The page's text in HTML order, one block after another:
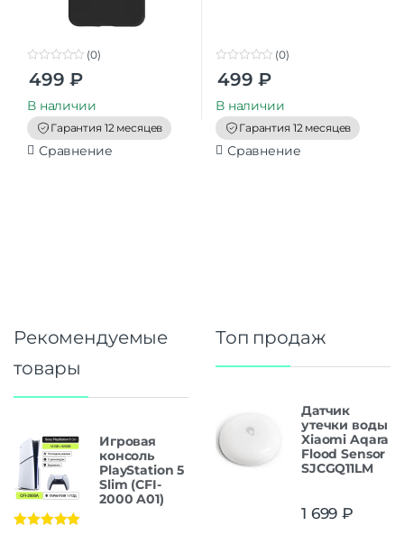
o
t
o
f
5
(0)
499 ₽
В наличии
Гарантия 12 месяцев
Сравнение
o
t
o
f
5
(0)
499 ₽
В наличии
Гарантия 12 месяцев
Сравнение
Рекомендуемые
товары
Игровая
консоль
PlayStation 5
Slim (CFI-
2000 A01)
Топ продаж
Датчик
утечки воды
Xiaomi Aqara
Flood Sensor
SJCGQ11LM
1 699 ₽